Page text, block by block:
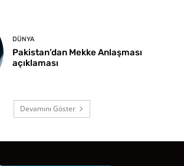
DÜNYA
Pakistan’dan Mekke Anlaşması
açıklaması
Devamını Göster